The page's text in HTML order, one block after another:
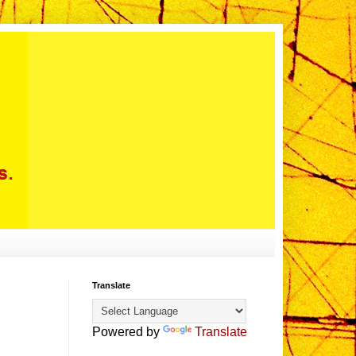
Translate
Powered by Translate